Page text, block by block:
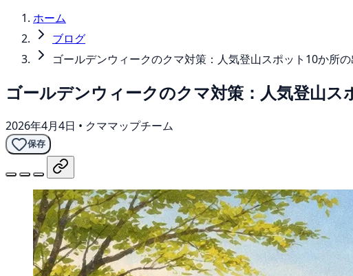
ホーム
ブログ
ゴールデンウィークのクマ対策：人気登山スポット10か所
ゴールデンウィークのクマ対策：人気登山ス
2026年4月4日 • クママップチーム
保存